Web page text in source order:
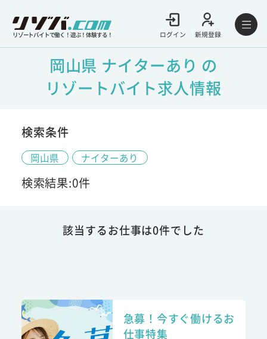
リゾートバイトで働く！遊ぶ！体験する！ ログイン 新規登録
岡山県 ナイターあり の
リゾートバイト求人情報
検索条件
岡山県 ナイターあり
検索結果:0件
該当するお仕事は0件でした
急募！今すぐ働けるお
仕事特集